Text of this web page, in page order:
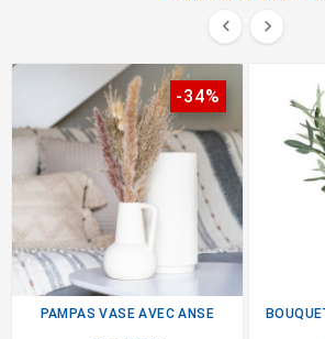
 
-34%
PAMPAS VASE AVEC ANSE